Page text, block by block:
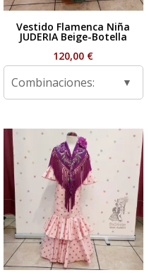
Vestido Flamenca Niña
JUDERIA Beige-Botella
120,00 €
Combinaciones: